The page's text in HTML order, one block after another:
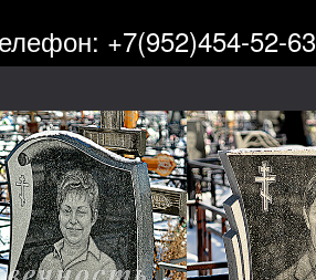
+7(952)454-52-63